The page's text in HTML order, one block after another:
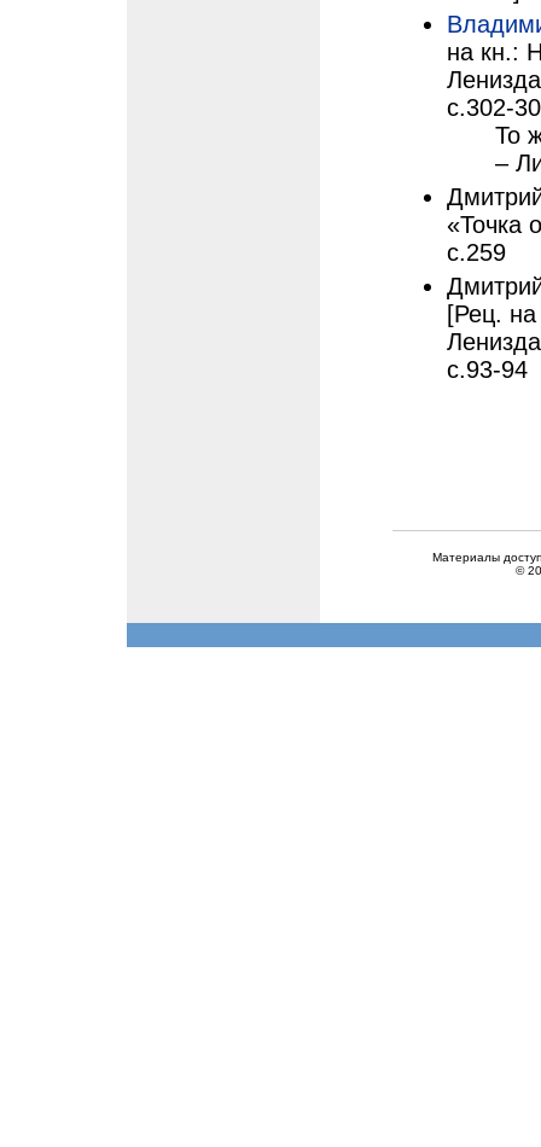
на кн.:
с.302-
То
–
«Точка
с.259
[Рец.
с.93-94